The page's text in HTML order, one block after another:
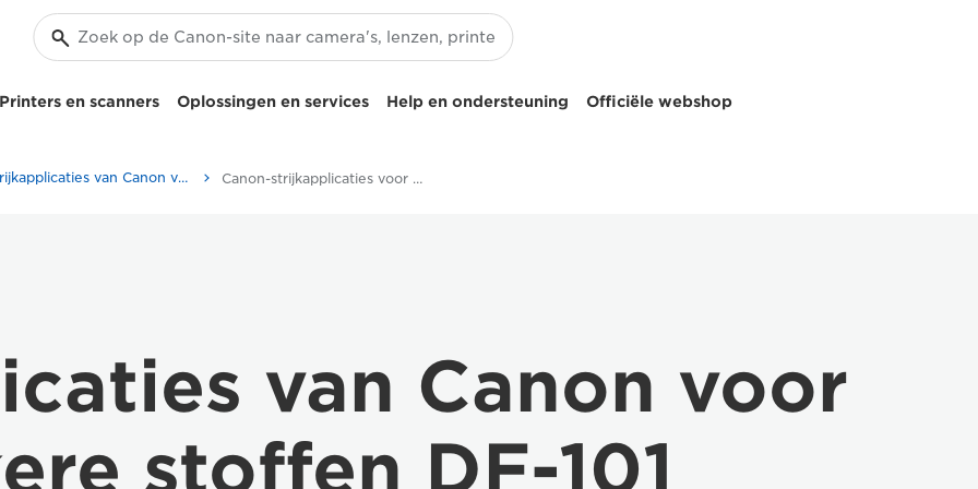
Printers en scanners Oplossingen en services Help en ondersteuning Officiële webshop
Strijkapplicaties van Canon voor donkere stoffen DF-101 Canon-strijkapplicaties voor donkere stoffen DF-101
van Canon voor
stoffen DF-101